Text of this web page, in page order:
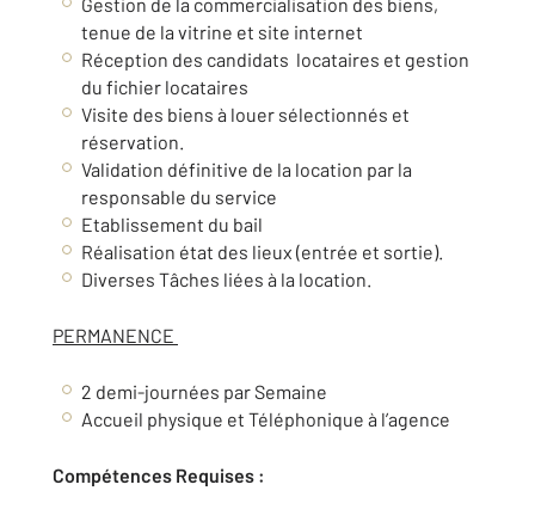
tenue de la vitrine et site internet
Réception des candidats locataires et gestion
du fichier locataires
Visite des biens à louer sélectionnés et
réservation.
Validation définitive de la location par la
responsable du service
Etablissement du bail
Réalisation état des lieux (entrée et sortie).
Diverses Tâches liées à la location.
PERMANENCE
2 demi-journées par Semaine
Accueil physique et Téléphonique à l’agence
Compétences Requises :